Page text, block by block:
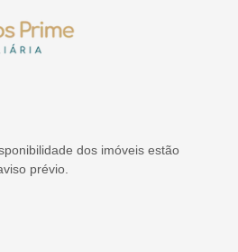
dos imóveis estão
prévio.